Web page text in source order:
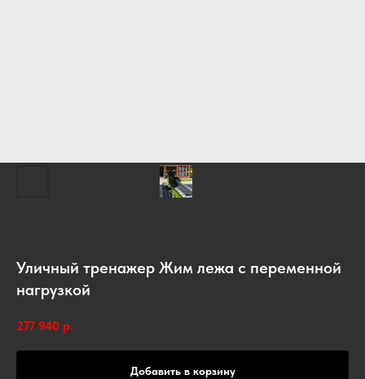
Уличный тренажер Жим лежа с переменной
нагрузкой
277 940 р.
Добавить в корзину